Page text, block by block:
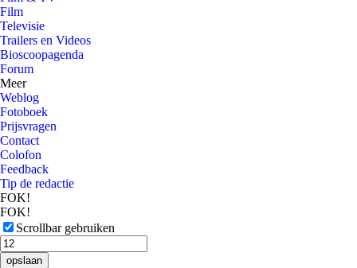
Film
Televisie
Trailers en Videos
Bioscoopagenda
Forum
Meer
Weblog
Fotoboek
Prijsvragen
Contact
Colofon
Feedback
Tip de redactie
FOK!
FOK!
Scrollbar gebruiken
opslaan